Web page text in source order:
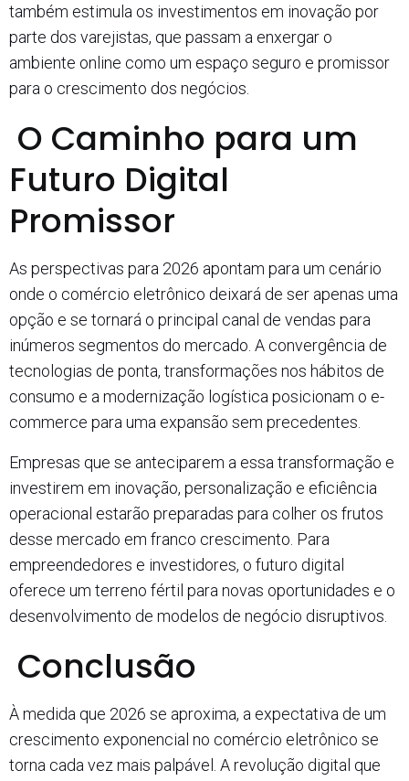
também estimula os investimentos em inovação por
parte dos varejistas, que passam a enxergar o
ambiente online como um espaço seguro e promissor
para o crescimento dos negócios.
O Caminho para um
Futuro Digital
Promissor
As perspectivas para 2026 apontam para um cenário
onde o comércio eletrônico deixará de ser apenas uma
opção e se tornará o principal canal de vendas para
inúmeros segmentos do mercado. A convergência de
tecnologias de ponta, transformações nos hábitos de
consumo e a modernização logística posicionam o e-
commerce para uma expansão sem precedentes.
Empresas que se anteciparem a essa transformação e
investirem em inovação, personalização e eficiência
operacional estarão preparadas para colher os frutos
desse mercado em franco crescimento. Para
empreendedores e investidores, o futuro digital
oferece um terreno fértil para novas oportunidades e o
desenvolvimento de modelos de negócio disruptivos.
Conclusão
À medida que 2026 se aproxima, a expectativa de um
crescimento exponencial no comércio eletrônico se
torna cada vez mais palpável. A revolução digital que